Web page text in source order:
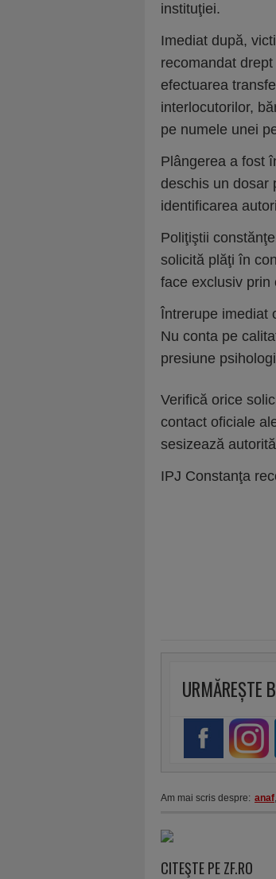
instituţiei.
Imediat după,
recomandat
efectuarea
interlocutorilor,
pe numele unei
Plângerea a fost
deschis un dosar
identificarea
Poliţiştii
solicită plăţi în
face exclusiv prin
Întrerupe imediat
Nu conta pe
presiune
Verifică orice
contact oficiale
sesizează
IPJ Constanţa
URMĂREȘTE
Am mai scris despre: anaf,
CITEŞTE PE ZF.RO